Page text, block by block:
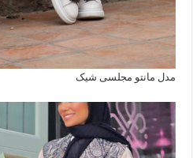
مدل مانتو مجلسی شیک